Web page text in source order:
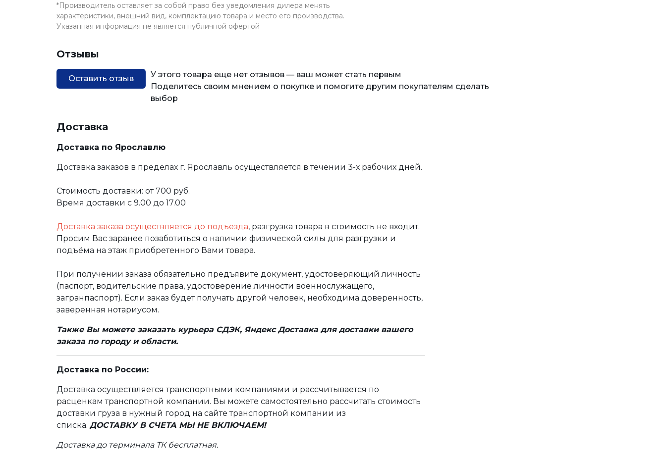
*Производитель оставляет за собой право без уведомления дилера менять
характеристики, внешний вид, комплектацию товара и место его производства.
Указанная информация не является публичной офертой
Отзывы
Оставить отзыв
У этого товара еще нет отзывов — ваш может стать первым
Поделитесь своим мнением о покупке и помогите другим покупателям сделать
выбор
Доставка
Доставка по Ярославлю
Доставка заказов в пределах г. Ярославль осуществляется в течении 3-х рабочих дней.
Стоимость доставки: от 700 руб.
Время доставки с 9.00 до 17.00
Доставка заказа осуществляется до подъезда, разгрузка товара в стоимость не входит.
Просим Вас заранее позаботиться о наличии физической силы для разгрузки и
подъёма на этаж приобретенного Вами товара.
При получении заказа обязательно предъявите документ, удостоверяющий личность
(паспорт, водительские права, удостоверение личности военнослужащего,
загранпаспорт). Если заказ будет получать другой человек, необходима доверенность,
заверенная нотариусом.
Также Вы можете заказать курьера СДЭК, Яндекс Доставка для доставки вашего
заказа по городу и области.
Доставка по России:
Доставка осуществляется транспортными компаниями и рассчитывается по
расценкам транспортной компании. Вы можете самостоятельно рассчитать стоимость
доставки груза в нужный город на сайте транспортной компании из
списка. ДОСТАВКУ В СЧЕТА МЫ НЕ ВКЛЮЧАЕМ!
Доставка до терминала ТК бесплатная.